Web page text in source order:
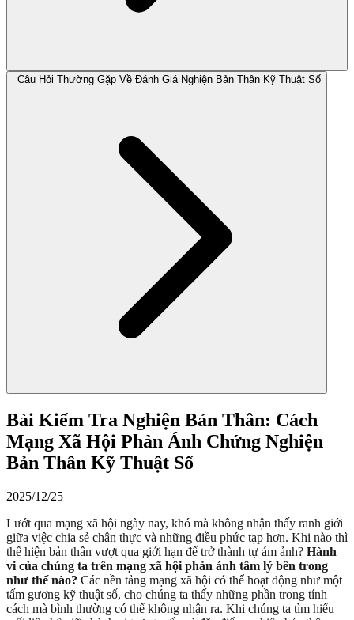
Câu Hỏi Thường Gặp Về Đánh Giá Nghiện Bản Thân Kỹ Thuật Số
Bài Kiểm Tra Nghiện Bản Thân: Cách
Mạng Xã Hội Phản Ánh Chứng Nghiện
Bản Thân Kỹ Thuật Số
2025/12/25
Lướt qua mạng xã hội ngày nay, khó mà không nhận thấy ranh giới
giữa việc chia sẻ chân thực và những điều phức tạp hơn. Khi nào thì
thể hiện bản thân vượt qua giới hạn để trở thành tự ám ảnh? Hành
vi của chúng ta trên mạng xã hội phản ánh tâm lý bên trong
như thế nào? Các nền tảng mạng xã hội có thể hoạt động như một
tấm gương kỹ thuật số, cho chúng ta thấy những phần trong tính
cách mà bình thường có thể không nhận ra. Khi chúng ta tìm hiểu